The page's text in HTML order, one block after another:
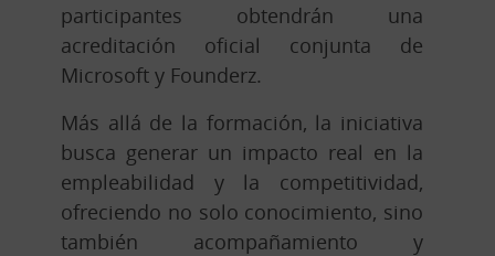
participantes obtendrán una
acreditación oficial conjunta de
Microsoft y Founderz.
Más allá de la formación, la iniciativa
busca generar un impacto real en la
empleabilidad y la competitividad,
ofreciendo no solo conocimiento, sino
también acompañamiento y